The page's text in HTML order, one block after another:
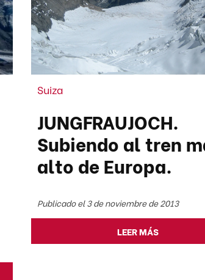
Suiza
JUNGFRAUJOCH.
Subiendo al tren
alto de Europa.
Publicado el 3 de noviembre de 2013
LEER MÁS